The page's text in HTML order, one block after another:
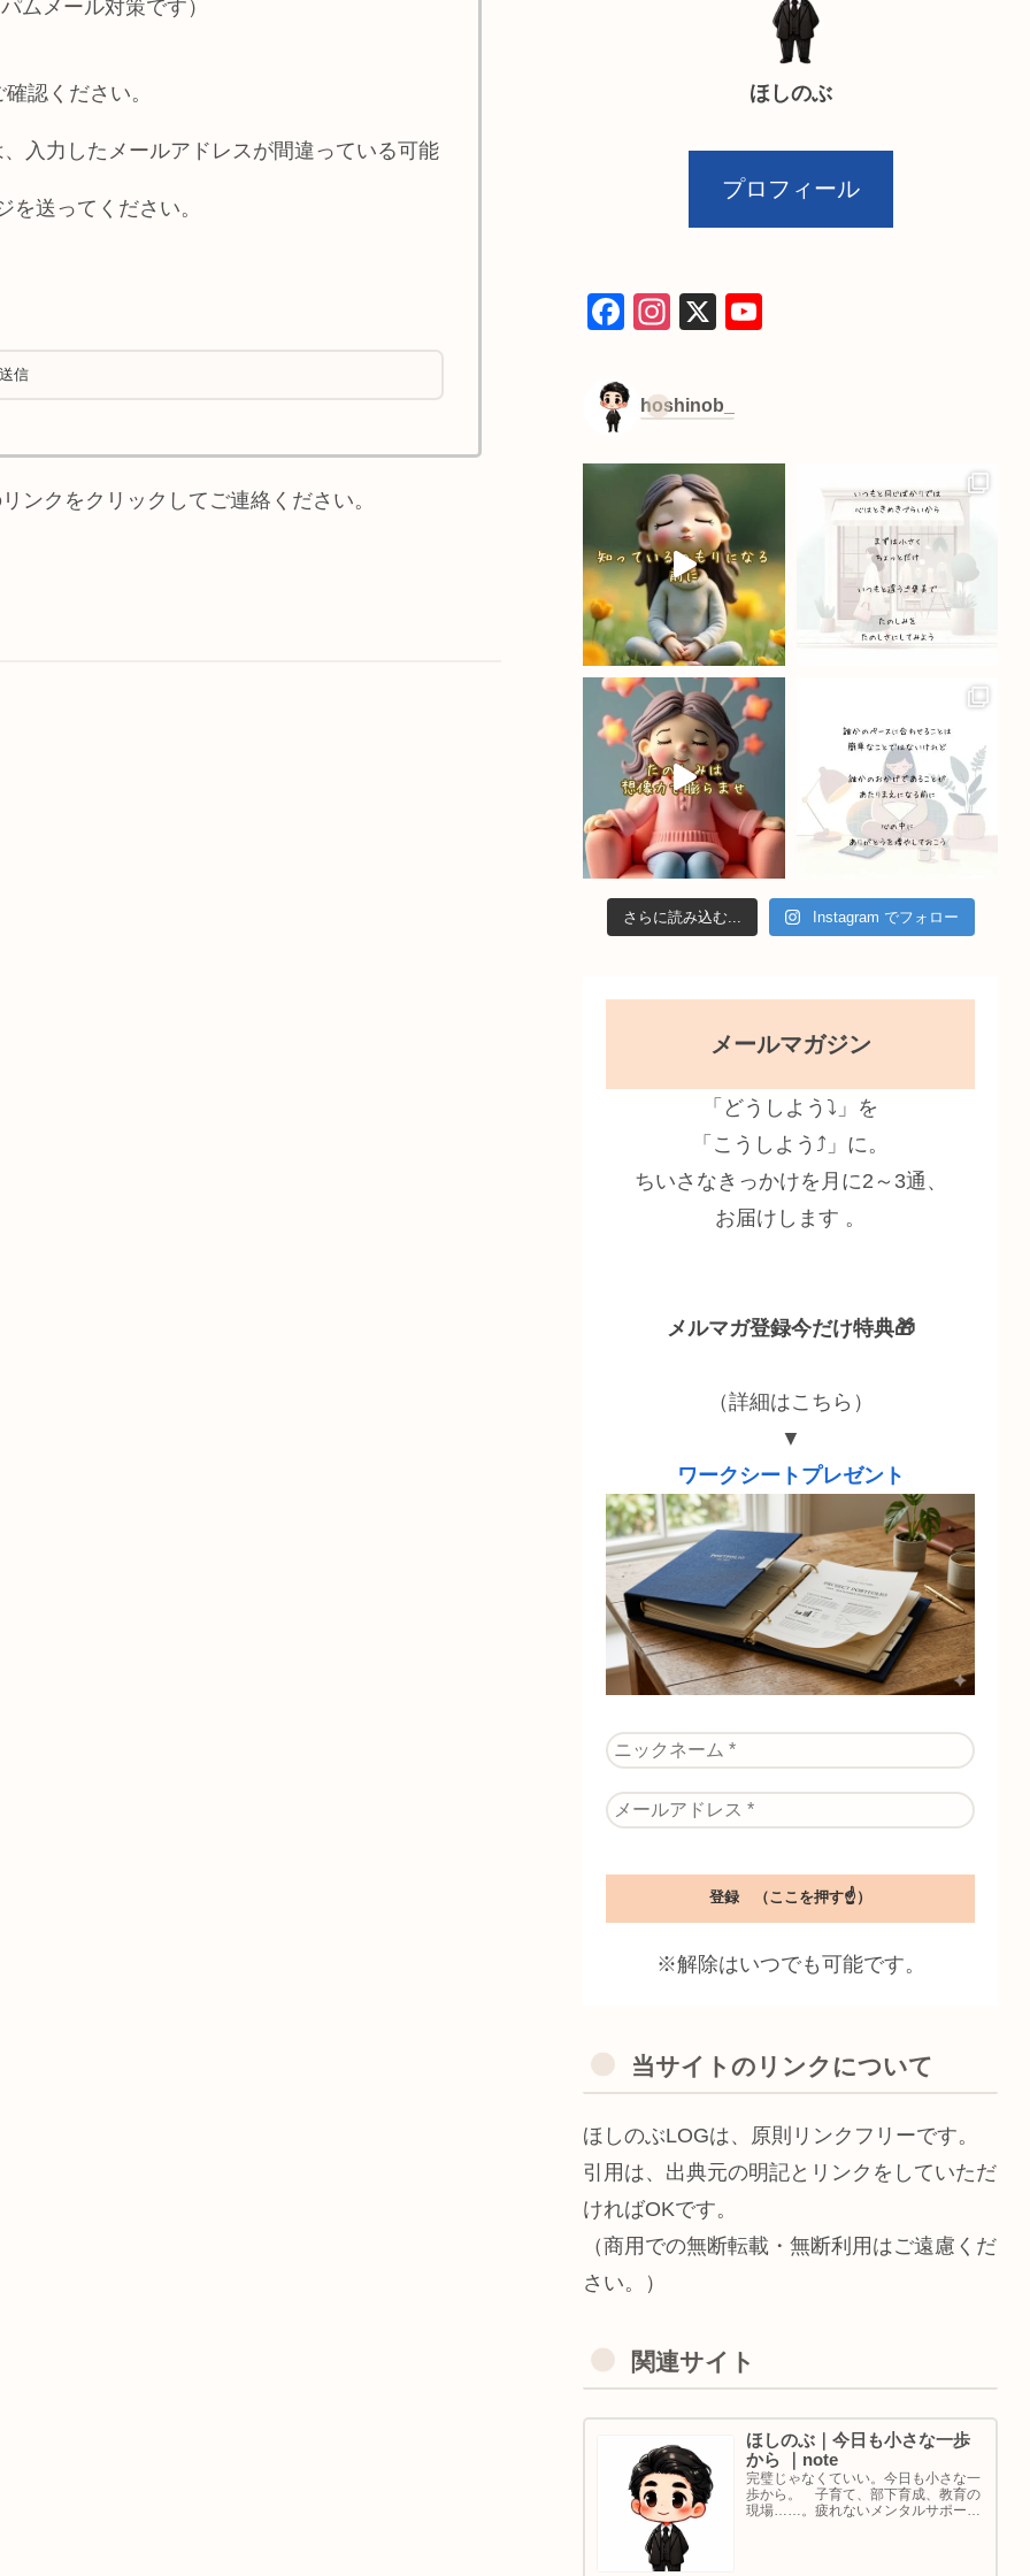
ムメール対策です）
認ください。
入力したメールアドレスが間違っている可能
を送ってください。
ンクをクリックしてご連絡ください。
ほしのぶ
プロフィール
F
c
e
b
o
o
k
In
gr
a
m
X
u
C
h
a
n
n
el
hoshinob_
さらに読み込む... Instagram でフォロー
メールマガジン
「どうしよう⤵」を
「こうしよう⤴」に。
ちいさなきっかけを月に2～3通、
お届けします 。
メルマガ登録今だけ特典🎁
（詳細はこちら）
▼
ワークシートプレゼント
※解除はいつでも可能です。
当サイトのリンクについて
ほしのぶLOGは、原則リンクフリーです。
引用は、出典元の明記とリンクをしていただ
ければOKです。
（商用での無断転載・無断利用はご遠慮くだ
さい。）
関連サイト
ほしのぶ｜今日も小さな一歩
から ｜note
完璧じゃなくていい。今日も小さな一
歩から。 子育て、部下育成、教育の
現場……。疲れないメンタルサポート